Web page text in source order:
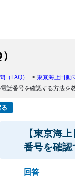
（FAQ） > 東京海上日動
話番号を確認する方法を
る
【東京海
番号を確認
回答